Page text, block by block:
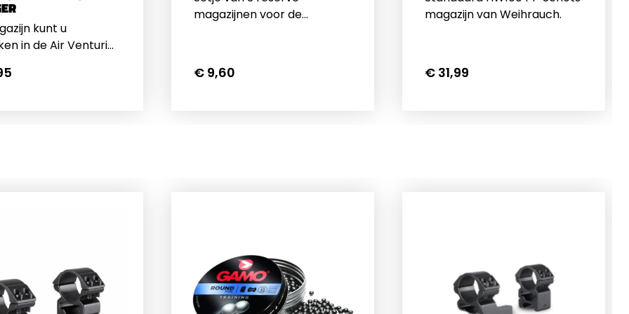
kunt u
in de Air Venturi
Het
magazijnen voor de
€ 9,60
magazijn van Weihrauch.
€ 31,99